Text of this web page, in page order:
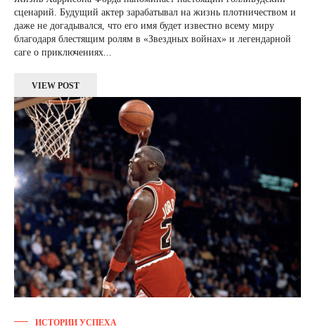
сценарий. Будущий актер зарабатывал на жизнь плотничеством и
даже не догадывался, что его имя будет известно всему миру
благодаря блестящим ролям в «Звездных войнах» и легендарной
саге о приключениях...
VIEW POST
ИСТОРИИ УСПЕХА